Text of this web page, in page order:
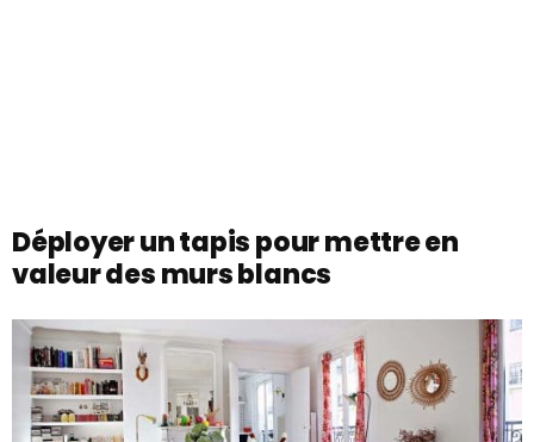
Déployer un tapis pour mettre en
valeur des murs blancs